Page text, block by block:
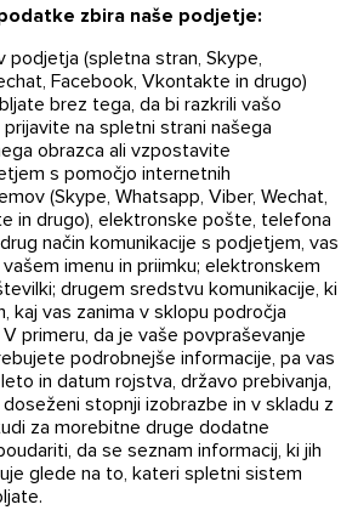
zbira naše podjetje:
podjetja (spletna stran, Skype,
Facebook, Vkontakte in drugo)
brez tega, da bi razkrili vašo
na spletni strani našega
obrazca ali vzpostavite
s pomočjo internetnih
(Skype, Whatsapp, Viber, Wechat,
in drugo), elektronske pošte, telefona
način komunikacije s podjetjem, vas
imenu in priimku; elektronskem
drugem sredstvu komunikacije, ki
kaj vas zanima v sklopu področja
primeru, da je vaše povpraševanje
podrobnejše informacije, pa vas
in datum rojstva, državo prebivanja,
stopnji izobrazbe in v skladu z
za morebitne druge dodatne
da se seznam informacij, ki jih
glede na to, kateri spletni sistem